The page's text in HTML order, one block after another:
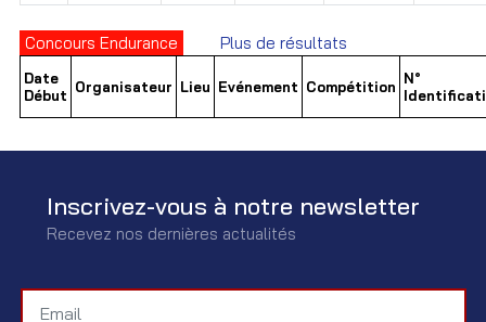
Concours Endurance Plus de résultats
Date
Début Organisateur Lieu Evénement Compétition N°
Inscrivez-vous à notre newsletter
Recevez nos dernières actualités